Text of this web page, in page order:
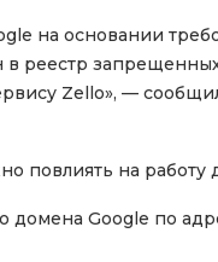
на основании
реестр
Zello», —
повлиять на работу
домена Google по